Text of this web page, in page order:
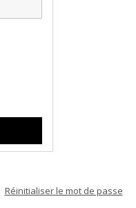
Réinitialiser le mot de passe